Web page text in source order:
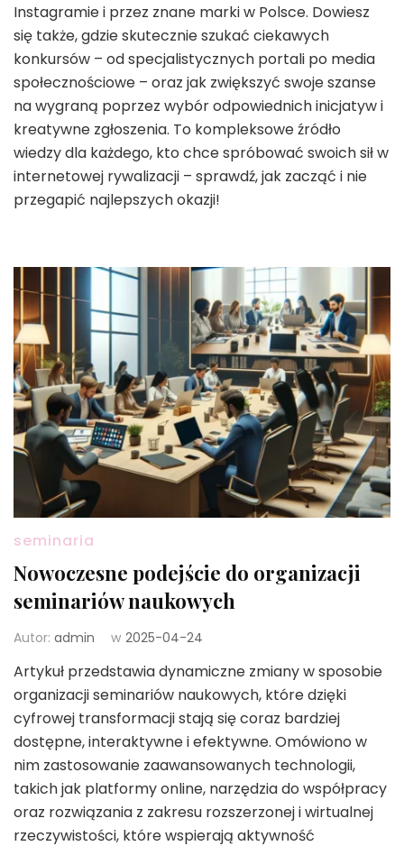
Instagramie i przez znane marki w Polsce. Dowiesz
się także, gdzie skutecznie szukać ciekawych
konkursów – od specjalistycznych portali po media
społecznościowe – oraz jak zwiększyć swoje szanse
na wygraną poprzez wybór odpowiednich inicjatyw i
kreatywne zgłoszenia. To kompleksowe źródło
wiedzy dla każdego, kto chce spróbować swoich sił w
internetowej rywalizacji – sprawdź, jak zacząć i nie
przegapić najlepszych okazji!
seminaria
Nowoczesne podejście do organizacji
seminariów naukowych
Autor: admin w 2025-04-24
Artykuł przedstawia dynamiczne zmiany w sposobie
organizacji seminariów naukowych, które dzięki
cyfrowej transformacji stają się coraz bardziej
dostępne, interaktywne i efektywne. Omówiono w
nim zastosowanie zaawansowanych technologii,
takich jak platformy online, narzędzia do współpracy
oraz rozwiązania z zakresu rozszerzonej i wirtualnej
rzeczywistości, które wspierają aktywność